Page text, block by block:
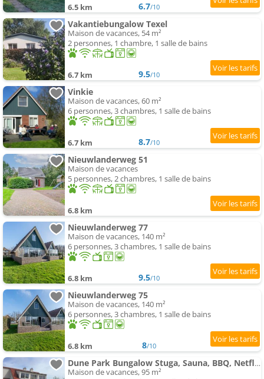
6.5 km 6.7/10
Vakantiebungalow Texel
Maison de vacances, 54 m²
2 personnes, 1 chambre, 1 salle de bains
6.7 km 9.5/10
Vinkie
Maison de vacances, 60 m²
6 personnes, 3 chambres, 1 salle de bains
6.7 km 8.7/10
Nieuwlanderweg 51
Maison de vacances
5 personnes, 2 chambres, 1 salle de bains
6.8 km
Nieuwlanderweg 77
Maison de vacances, 140 m²
6 personnes, 3 chambres, 1 salle de bains
6.8 km 9.5/10
Nieuwlanderweg 75
Maison de vacances, 140 m²
6 personnes, 3 chambres, 1 salle de bains
6.8 km 8/10
Dune Park Bungalow Stuga, Sauna, BBQ, Netflix
Maison de vacances, 95 m²